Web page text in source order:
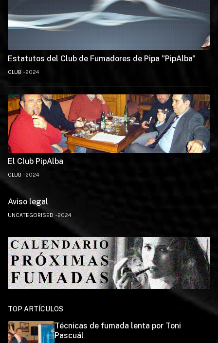
Estatutos del Club de Fumadores de Pipa "PipAlba"
CLUB 2024
El Club PipAlba
CLUB 2024
Aviso legal
UNCATEGORISED 2024
TOP ARTÍCULOS
Técnicas de fumada lenta por Toni
Pascuál